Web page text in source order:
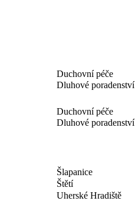
Duchovní péče
Dluhové poradenství
Duchovní péče
Dluhové poradenství
Šlapanice
Štětí
Uherské Hradiště